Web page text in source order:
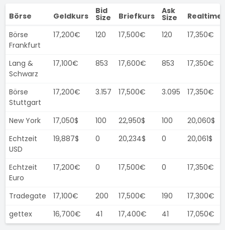
Börse Geldkurs
Bid
Size Briefkurs
Ask
Size
Börse
Frankfurt
17,200€ 120 17,500€ 120 17,350€
Lang &
Schwarz
17,100€ 853 17,600€ 853 17,350€
Börse
Stuttgart
17,200€ 3.157 17,500€ 3.095 17,350€
New York 17,050$ 100 22,950$ 100
20,060$
Echtzeit
USD
19,887$ 0 20,234$ 0 20,061$
Echtzeit
Euro
17,200€ 0 17,500€ 0 17,350€
Tradegate 17,100€ 200 17,500€ 190
17,300€
gettex
16,700€ 41 17,400€ 41 17,050€